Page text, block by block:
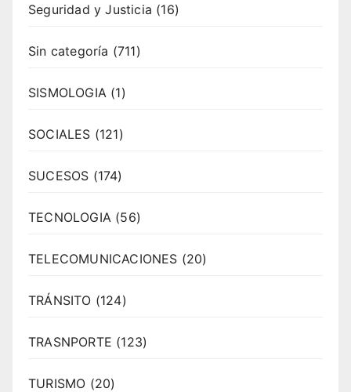
Seguridad y Justicia (16)
Sin categoría (711)
SISMOLOGIA (1)
SOCIALES (121)
SUCESOS (174)
TECNOLOGIA (56)
TELECOMUNICACIONES (20)
TRÁNSITO (124)
TRASNPORTE (123)
TURISMO (20)